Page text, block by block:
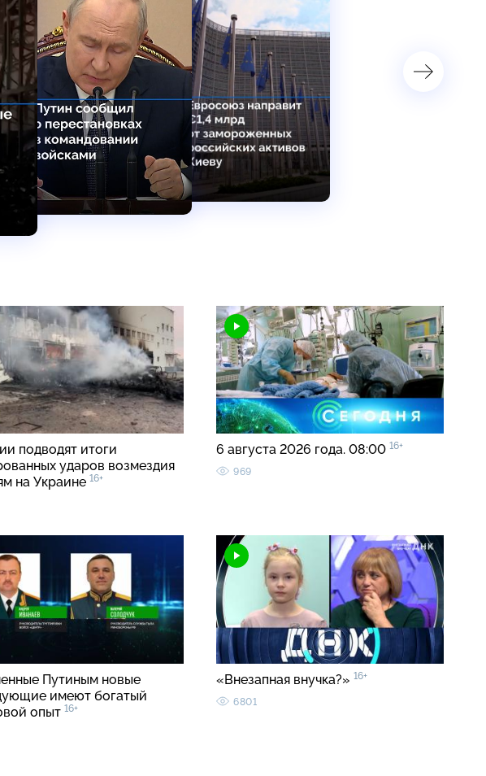
подводят итоги
ударов возмездия
на Украине 16+
6 августа 2026 года. 08:00 16+
969
Путиным новые
имеют богатый
опыт 16+
«Внезапная внучка?» 16+
6801